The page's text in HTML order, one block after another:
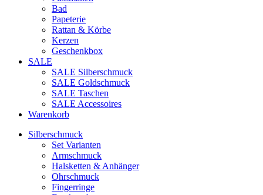
Bad
Papeterie
Rattan & Körbe
Kerzen
Geschenkbox
SALE
SALE Silberschmuck
SALE Goldschmuck
SALE Taschen
SALE Accessoires
Warenkorb
Silberschmuck
Set Varianten
Armschmuck
Halsketten & Anhänger
Ohrschmuck
Fingerringe